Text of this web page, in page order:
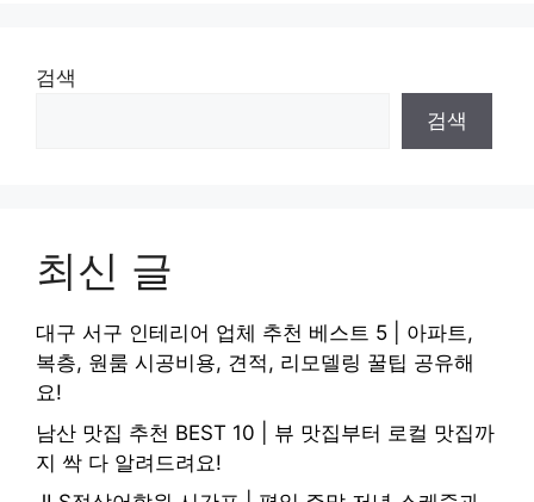
검색
검색
최신 글
대구 서구 인테리어 업체 추천 베스트 5 | 아파트,
복층, 원룸 시공비용, 견적, 리모델링 꿀팁 공유해
요!
남산 맛집 추천 BEST 10 | 뷰 맛집부터 로컬 맛집까
지 싹 다 알려드려요!